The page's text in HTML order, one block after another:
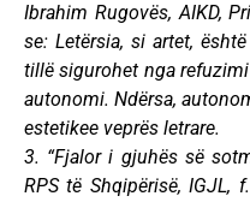
Ibrahim Rugovës, AIKD,
se: Letërsia, si artet,
tillë sigurohet nga
autonomi. Ndërsa,
estetikee veprës letrare.
3. “Fjalor i gjuhës së
RPS të Shqipërisë, IGJL,